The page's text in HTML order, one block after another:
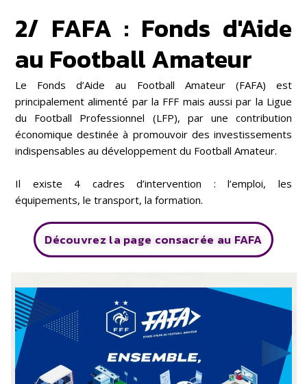
2/ FAFA : Fonds d'Aide
au Football Amateur
Le Fonds d’Aide au Football Amateur (FAFA) est
principalement alimenté par la FFF mais aussi par la Ligue
du Football Professionnel (LFP), par une contribution
économique destinée à promouvoir des investissements
indispensables au développement du Football Amateur.
Il existe 4 cadres d’intervention : l’emploi, les
équipements, le transport, la formation.
Découvrez la page consacrée au FAFA